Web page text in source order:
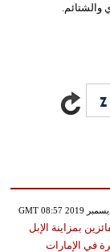
والشتائم.
بمزاينة الإبل
في الإمارات